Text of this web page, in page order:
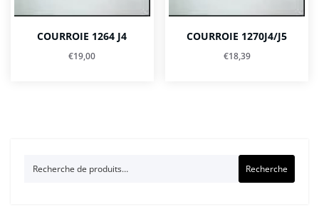
COURROIE 1264 J4
€19,00
COURROIE 1270J4/J5
€18,39
Recherche